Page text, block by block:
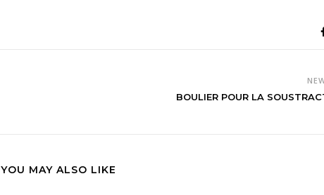
BOULIER POUR LA
YOU MAY ALSO LIKE